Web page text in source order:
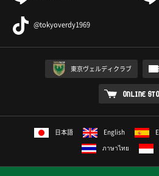
@tokyoverdy1969
東京ヴェルディクラブ
ONLINE
日本語 English
ภาษาไทย